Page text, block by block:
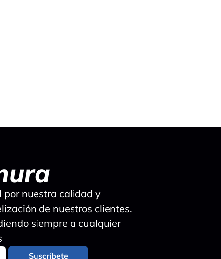
por nuestra calidad y
de nuestros clientes.
siempre a cualquier